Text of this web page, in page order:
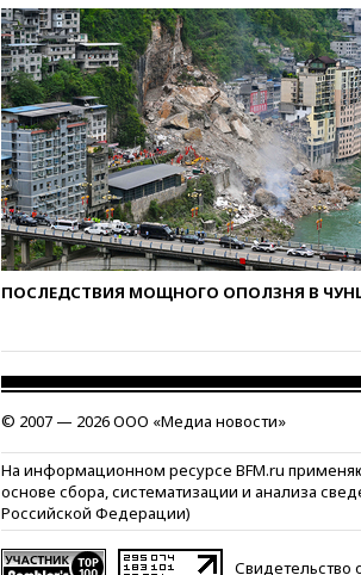
ПОСЛЕДСТВИЯ МОЩНОГО ОПОЛЗНЯ В
© 2007 — 2026 ООО «Медиа новости»
На информационном ресурсе BFM.ru
основе сбора, систематизации и анализа
Российской Федерации)
Свидетельство